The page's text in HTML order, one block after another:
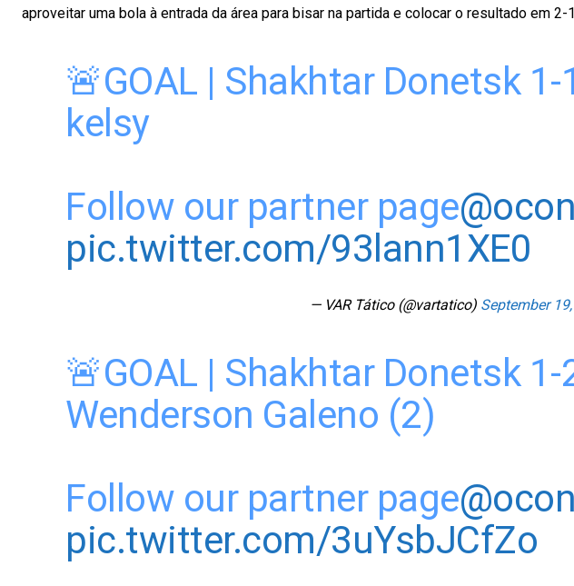
aproveitar uma bola à entrada da área para bisar na partida e colocar o resultado em 2-
🚨GOAL | Shakhtar Donetsk
kelsy
Follow our partner page
pic.twitter.com/93lann1XE0
— VAR Tático (@vartatico) September
🚨GOAL | Shakhtar Donetsk 1-
Wenderson Galeno (2)
Follow our partner page
pic.twitter.com/3uYsbJCfZo